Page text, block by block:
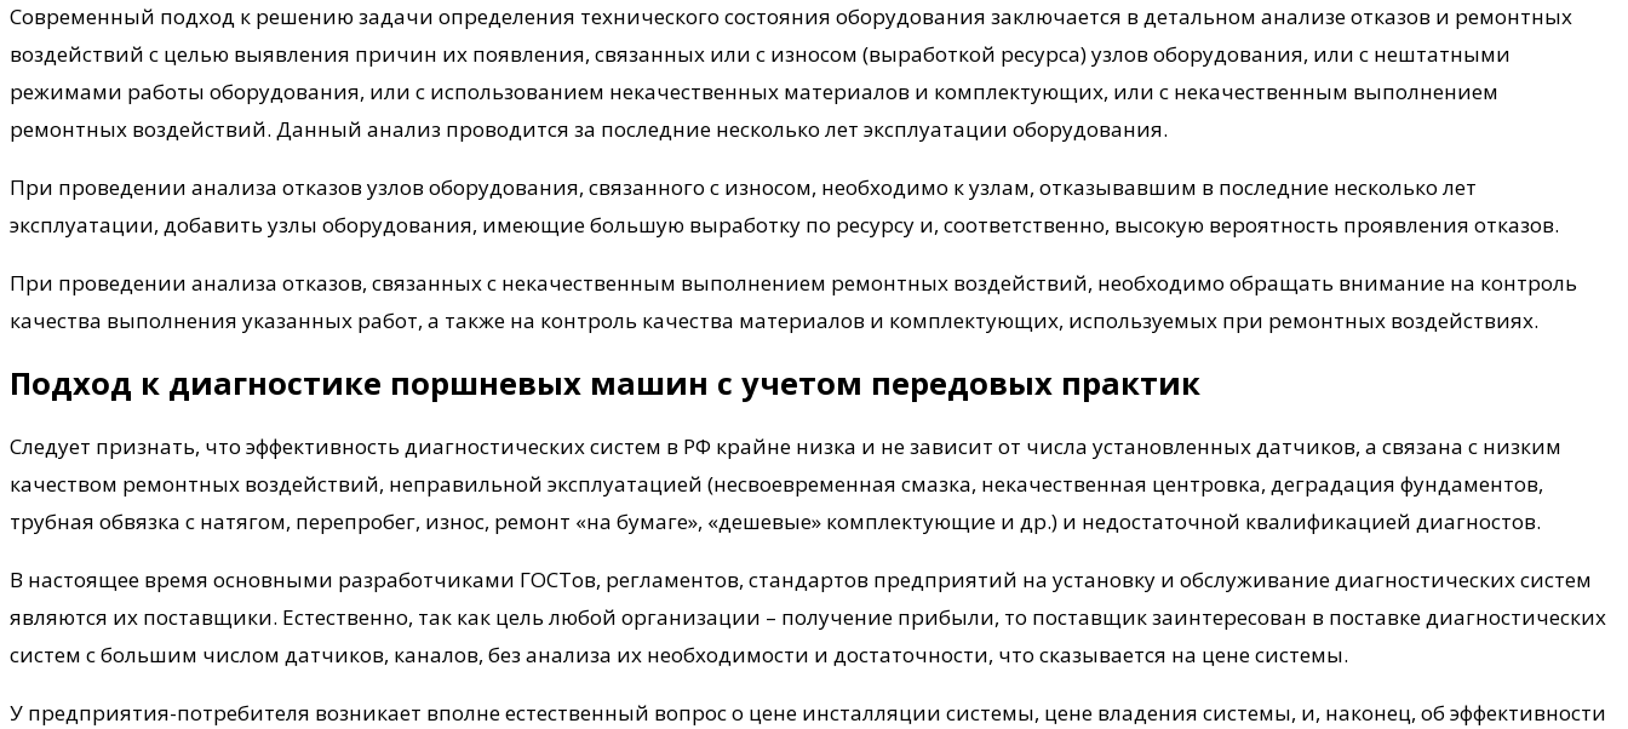
Современный подход к решению задачи определения технического состояния оборудования заключается в детальном анализе отказов и ремонтных
воздействий с целью выявления причин их появления, связанных или с износом (выработкой ресурса) узлов оборудования, или с нештатными
режимами работы оборудования, или с использованием некачественных материалов и комплектующих, или с некачественным выполнением
ремонтных воздействий. Данный анализ проводится за последние несколько лет эксплуатации оборудования.
При проведении анализа отказов узлов оборудования, связанного с износом, необходимо к узлам, отказывавшим в последние несколько лет
эксплуатации, добавить узлы оборудования, имеющие большую выработку по ресурсу и, соответственно, высокую вероятность проявления отказов.
При проведении анализа отказов, связанных с некачественным выполнением ремонтных воздействий, необходимо обращать внимание на контроль
качества выполнения указанных работ, а также на контроль качества материалов и комплектующих, используемых при ремонтных воздействиях.
Подход к диагностике поршневых машин с учетом передовых практик
Следует признать, что эффективность диагностических систем в РФ крайне низка и не зависит от числа установленных датчиков, а связана с низким
качеством ремонтных воздействий, неправильной эксплуатацией (несвоевременная смазка, некачественная центровка, деградация фундаментов,
трубная обвязка с натягом, перепробег, износ, ремонт «на бумаге», «дешевые» комплектующие и др.) и недостаточной квалификацией диагностов.
В настоящее время основными разработчиками ГОСТов, регламентов, стандартов предприятий на установку и обслуживание диагностических систем
являются их поставщики. Естественно, так как цель любой организации – получение прибыли, то поставщик заинтересован в поставке диагностических
систем с большим числом датчиков, каналов, без анализа их необходимости и достаточности, что сказывается на цене системы.
У предприятия-потребителя возникает вполне естественный вопрос о цене инсталляции системы, цене владения системы, и, наконец, об эффективности